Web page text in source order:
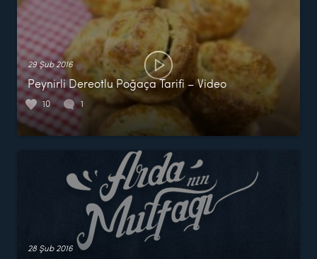
29 Şub 2016
Peynirli Dereotlu Poğaça Tarifi – Video
10 1
28 Şub 2016